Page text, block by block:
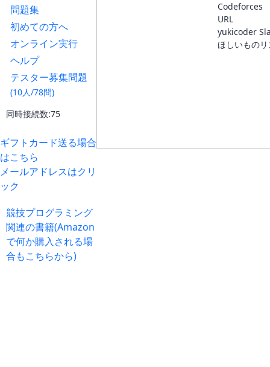
問題集
初めての方へ
オンライン実行
ヘルプ
テスター募集問題
(10人/78問)
同時接続数:75
ギフトカード送る場合
はこちら
メールアドレスはクリ
ック
競技プログラミング
関連の書籍(Amazon
で何か購入される場
合もこちらから)
Codeforces
URL
yukicoder
ほしいもの